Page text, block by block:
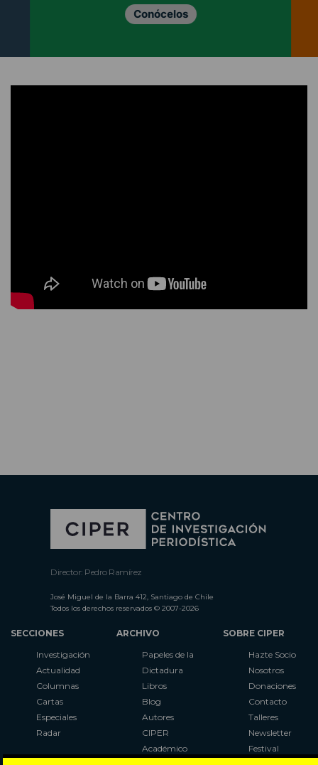
Conócelos
Director: Pedro Ramírez
José Miguel de la Barra 412, Santiago de Chile
Todos los derechos reservados © 2007-2026
SECCIONES
Investigación
Actualidad
Columnas
Cartas
Especiales
Radar
ARCHIVO
Papeles de la
Dictadura
Libros
Blog
Autores
CIPER
Académico
SOBRE CIPER
Hazte Socio
Nosotros
Donaciones
Contacto
Talleres
Newsletter
Festival